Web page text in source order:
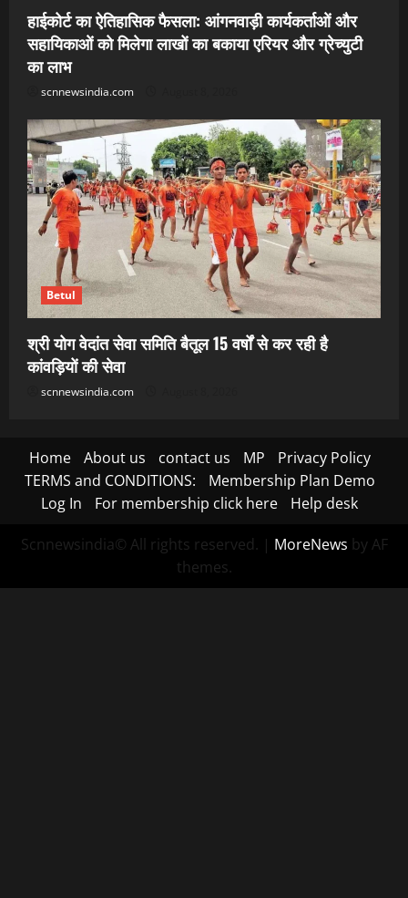
हाईकोर्ट का ऐतिहासिक फैसला: आंगनवाड़ी कार्यकर्ताओं और
सहायिकाओं को मिलेगा लाखों का बकाया एरियर और ग्रेच्युटी
का लाभ
scnnewsindia.com
Betul
श्री योग वेदांत सेवा समिति बैतूल 15 वर्षों से कर रही है
कांवड़ियों की सेवा
scnnewsindia.com
Home About us contact us MP
Privacy Policy
TERMS and CONDITIONS:
Membership Plan Demo
Log In
For membership click here Help desk
Scnnewsindia© All rights reserved. | MoreNews by AF
themes.